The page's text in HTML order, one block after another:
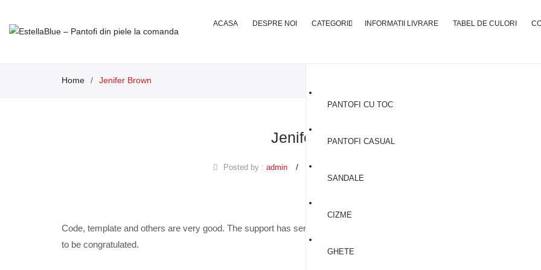
ACASA DESPRE NOI CATEGORII
PANTOFI CU TOC
PANTOFI CASUAL
SANDALE
CIZME
GHETE
INFORMATII LIVRARE TABEL DE CULORI
Home / Jenifer Brown
Jenifer Brown
Posted by : admin /
Code, template and others are very good. The support has served me immediately and solved my problems when I need
to be congratulated.